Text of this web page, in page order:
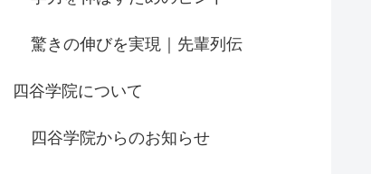
驚きの伸びを実現｜先輩列伝
四谷学院について
四谷学院からのお知らせ